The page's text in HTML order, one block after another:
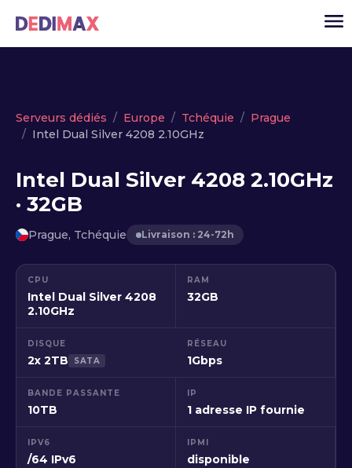
Cloud serveur
VPS
Serveurs dédiés
API
Actualité
Serveurs dédiés Europe Tchéquie
Prague
Intel Dual Silver 4208 2.10GHz
Intel Dual Silver 4208 2.10GHz
· 32GB
Prague, Tchéquie Livraison : 24-72h
CPU
Intel Dual Silver 4208
2.10GHz
RAM
32GB
DISQUE
2x 2TB SATA
RÉSEAU
1Gbps
BANDE PASSANTE
10TB
IP
1 adresse IP fournie
IPV6
/64 IPv6
IPMI
disponible